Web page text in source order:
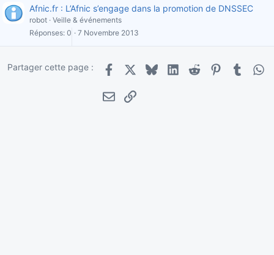
Afnic.fr : L’Afnic s’engage dans la promotion de DNSSEC
robot Veille & événements
Réponses 0 7 Novembre 2013
Partager cette page :
Facebook
X BlueskyLinkedInRedditPinterestTumblr
E-mailLien